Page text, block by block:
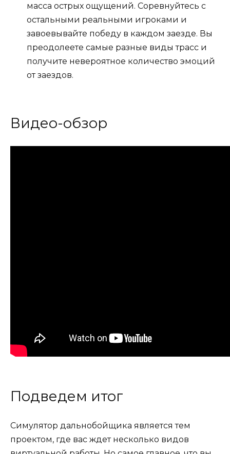
масса острых ощущений. Соревнуйтесь с
остальными реальными игроками и
завоевывайте победу в каждом заезде. Вы
преодолеете самые разные виды трасс и
получите невероятное количество эмоций
от заездов.
Видео-обзор
Подведем итог
Симулятор дальнобойщика является тем
проектом, где вас ждет несколько видов